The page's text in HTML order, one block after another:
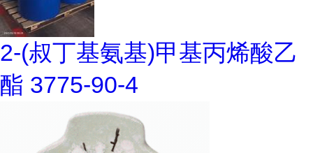
2-(叔丁基氨基)甲基丙烯酸乙
酯 3775-90-4